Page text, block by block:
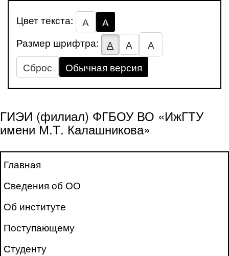
Цвет текста: А
А
Размер шрифтра:
А А
А
Сброс
Обычная версия
ГИЭИ (филиал) ФГБОУ ВО «ИжГТУ
имени М.Т. Калашникова»
Главная
Сведения об ОО
Об институте
Поступающему
Студенту